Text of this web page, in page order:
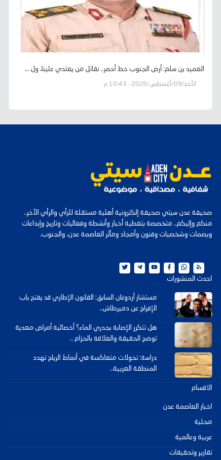
العميد بن سلم: أرض الجنوب خط أحمر.. نقاتل من يعتدي علينا، ول ...
الأحد/09/أغسطس/2026 - 10:43 م
صحيفة عدن سيتي صحيفة إلكترونية أهلية مستقلة للرأي والرأي الآخر..
منكم وإليكم.. متخصصة بتغطية أخبار وأنشطة وفعاليات وتاريخ وإبداعات
وبصمات وشخصيات وفنون وأمجاد ومآثر العاصمة عدن، والجنوب.
احدث المنشورات
مستشار أردوغان السابق: القانون الإطاري قد يفتح باب
الإفراج عن دميرطاش..
هل تتكرر الإصابة بجدري الماء؟ أخصائية أمراض معدية
توضح الحقيقة والعلاقة بالحزام ..
دراسة: تحولات متعاكسة في أنماط الرياح تهدد
المنطقة العربية..
الاقسام
اخبار العاصمة عدن
محلية
عربية وعالمية
تقارير وتحقيقات